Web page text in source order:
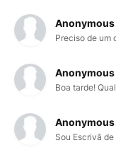
Anonymous
Preciso de um
Anonymous
Boa tarde!
Anonymous
Sou Escrivã